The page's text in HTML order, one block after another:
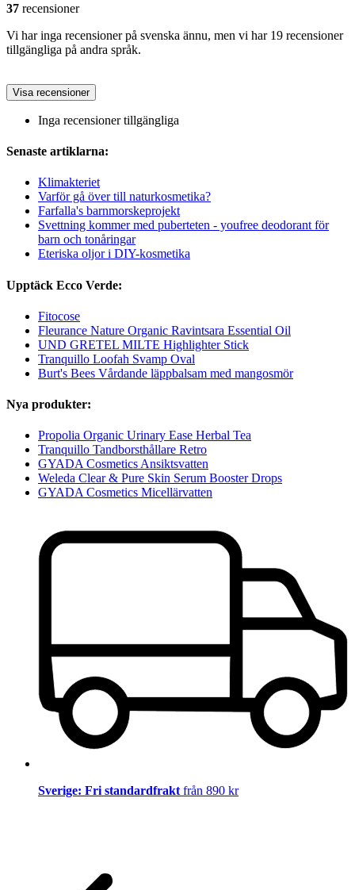
37 recensioner
Vi har inga recensioner på svenska ännu, men vi har 19 recensioner
tillgängliga på andra språk.
Visa recensioner
Inga recensioner tillgängliga
Senaste artiklarna:
Klimakteriet
Varför gå över till naturkosmetika?
Farfalla's barnmorskeprojekt
Svettning kommer med puberteten - youfree deodorant för
barn och tonåringar
Eteriska oljor i DIY-kosmetika
Upptäck Ecco Verde:
Fitocose
Fleurance Nature Organic Ravintsara Essential Oil
UND GRETEL MILTE Highlighter Stick
Tranquillo Loofah Svamp Oval
Burt's Bees Vårdande läppbalsam med mangosmör
Nya produkter:
Propolia Organic Urinary Ease Herbal Tea
Tranquillo Tandborsthållare Retro
GYADA Cosmetics Ansiktsvatten
Weleda Clear & Pure Skin Serum Booster Drops
GYADA Cosmetics Micellärvatten
Sverige: Fri standardfrakt från 890 kr